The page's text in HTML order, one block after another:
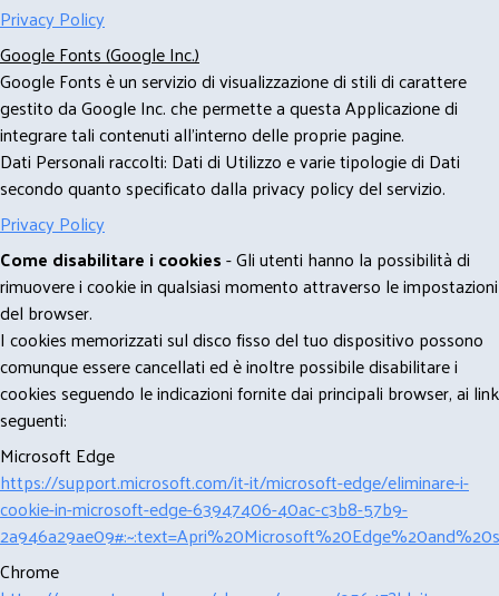
Privacy Policy
Google Fonts (Google Inc.)
Google Fonts è un servizio di visualizzazione di stili di carattere
gestito da Google Inc. che permette a questa Applicazione di
integrare tali contenuti all'interno delle proprie pagine.
Dati Personali raccolti: Dati di Utilizzo e varie tipologie di Dati
secondo quanto specificato dalla privacy policy del servizio.
Privacy Policy
Come disabilitare i cookies- Gli utenti hanno la possibilità di
rimuovere i cookie in qualsiasi momento attraverso le impostazioni
del browser.
I cookies memorizzati sul disco fisso del tuo dispositivo possono
comunque essere cancellati ed è inoltre possibile disabilitare i
cookies seguendo le indicazioni fornite dai principali browser, ai link
seguenti:
Microsoft Edge
https://support.microsoft.com/it-it/microsoft-edge/eliminare-i-
cookie-in-microsoft-edge-63947406-40ac-c3b8-57b9-
Chrome